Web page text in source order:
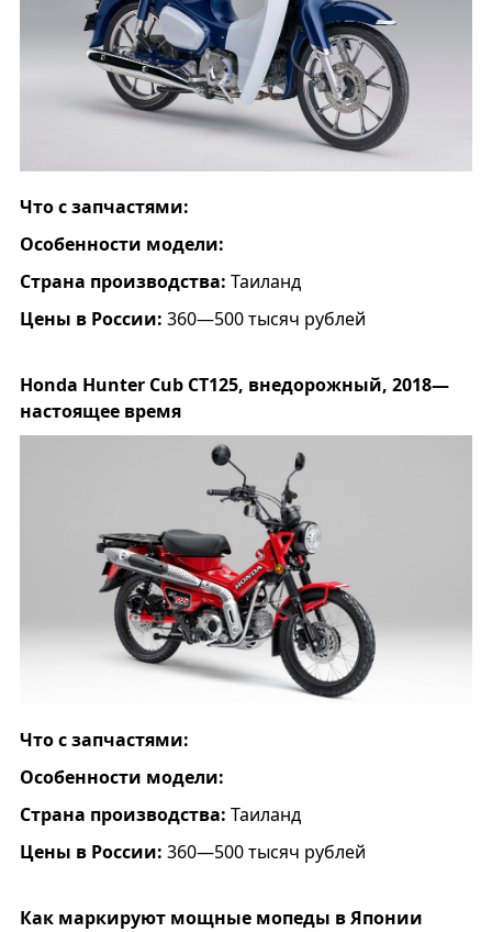
Что с запчастями:
Особенности модели:
Страна производства: Таиланд
Цены в России: 360—500 тысяч рублей
Honda Hunter Cub СT125, внедорожный, 2018—
настоящее время
Что с запчастями:
Особенности модели:
Страна производства: Таиланд
Цены в России: 360—500 тысяч рублей
Как маркируют мощные мопеды в Японии